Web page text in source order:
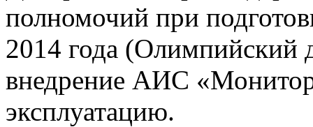
полномочий при
2014 года (Олимпийский
внедрение АИС
эксплуатацию.